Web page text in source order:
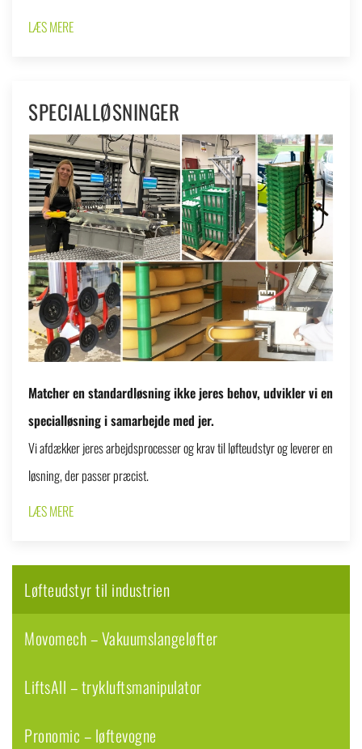
LÆS MERE
SPECIALLØSNINGER
Matcher en standardløsning ikke jeres behov, udvikler vi en
specialløsning i samarbejde med jer.
Vi afdækker jeres arbejdsprocesser og krav til løfteudstyr og leverer en
løsning, der passer præcist.
LÆS MERE
Løfteudstyr til industrien
Movomech – Vakuumslangeløfter
LiftsAll – trykluftsmanipulator
Pronomic – løftevogne